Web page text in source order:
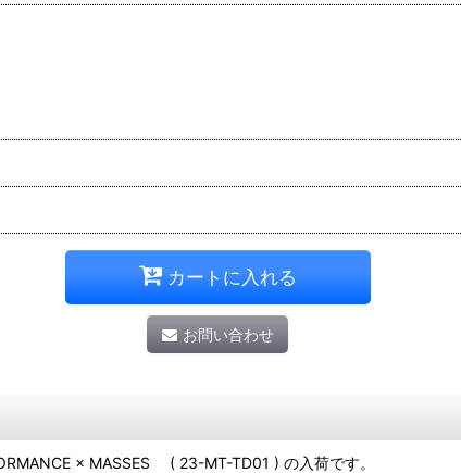
カートに入れる
お問い合わせ
× MASSES ( 23-MT-TD01 ) の入荷です。